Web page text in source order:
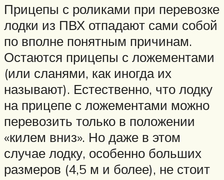
Прицепы с роликами при перевозке
лодки из ПВХ отпадают сами собой
по вполне понятным причинам.
Остаются прицепы с ложементами
(или сланями, как иногда их
называют). Естественно, что лодку
на прицепе с ложементами можно
перевозить только в положении
«килем вниз». Но даже в этом
случае лодку, особенно больших
размеров (4,5 м и более), не стоит